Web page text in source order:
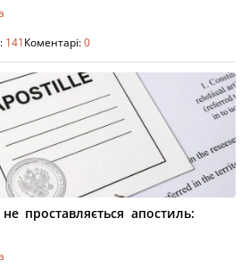
141Коментарі:0
проставляється апостиль: